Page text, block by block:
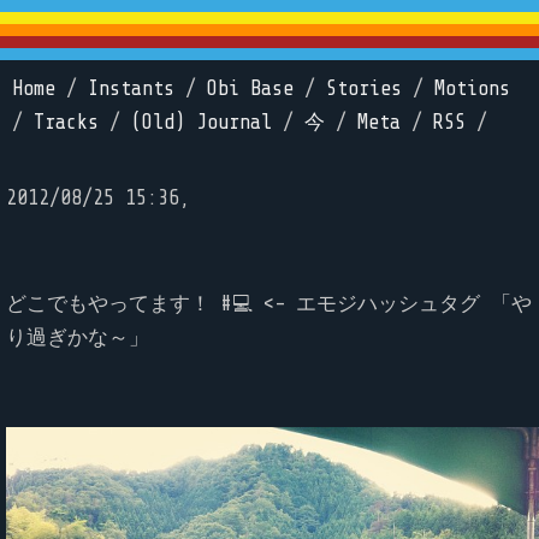
Home / Instants / Obi Base / Stories /
Motions
/ Tracks / (Old) Journal / 今 / Meta / RSS /
2012/08/25 15:36,
どこでもやってます！ #💻 <- エモジハッシュタグ 「や
り過ぎかな～」